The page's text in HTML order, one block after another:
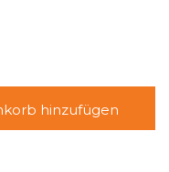
hinzufügen